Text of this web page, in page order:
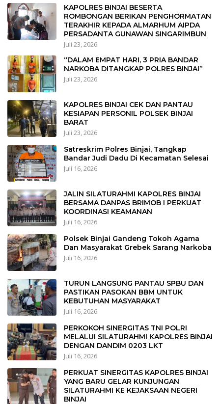
KAPOLRES BINJAI BESERTA
ROMBONGAN BERIKAN PENGHORMATAN
TERAKHIR KEPADA ALMARHUM AIPDA
PERSADANTA GUNAWAN SINGARIMBUN
Juli 23, 2026
“DALAM EMPAT HARI, 3 PRIA BANDAR
NARKOBA DITANGKAP POLRES BINJAI”
Juli 23, 2026
KAPOLRES BINJAI CEK DAN PANTAU
KESIAPAN PERSONIL POLSEK BINJAI
BARAT
Juli 23, 2026
Satreskrim Polres Binjai, Tangkap
Bandar Judi Dadu Di Kecamatan Selesai
Juli 16, 2026
JALIN SILATURAHMI KAPOLRES BINJAI
BERSAMA DANPAS BRIMOB I PERKUAT
KOORDINASI KEAMANAN
Juli 16, 2026
Polsek Binjai Gandeng Tokoh Agama
Dan Masyarakat Grebek Sarang Narkoba
Juli 16, 2026
TURUN LANGSUNG PANTAU SPBU DAN
PASTIKAN PASOKAN BBM UNTUK
KEBUTUHAN MASYARAKAT
Juli 16, 2026
PERKOKOH SINERGITAS TNI POLRI
MELALUI SILATURAHMI KAPOLRES BINJAI
DENGAN DANDIM 0203 LKT
Juli 16, 2026
PERKUAT SINERGITAS KAPOLRES BINJAI
YANG BARU GELAR KUNJUNGAN
SILATURAHMI KE KEJAKSAAN NEGERI
BINJAI